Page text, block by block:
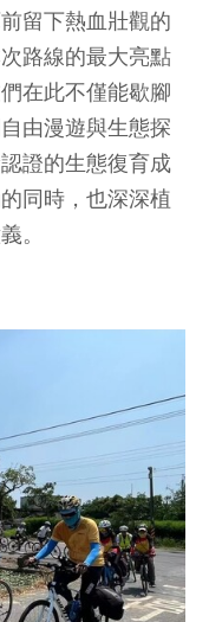
留下熱血壯觀的
路線的最大亮點
在此不僅能歇腳
由漫遊與生態探
證的生態復育成
同時，也深深植
。